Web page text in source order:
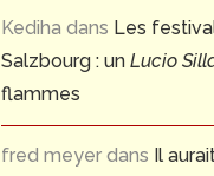
Kediha dans Les
Salzbourg : un Lucio
flammes
fred meyer dans Il